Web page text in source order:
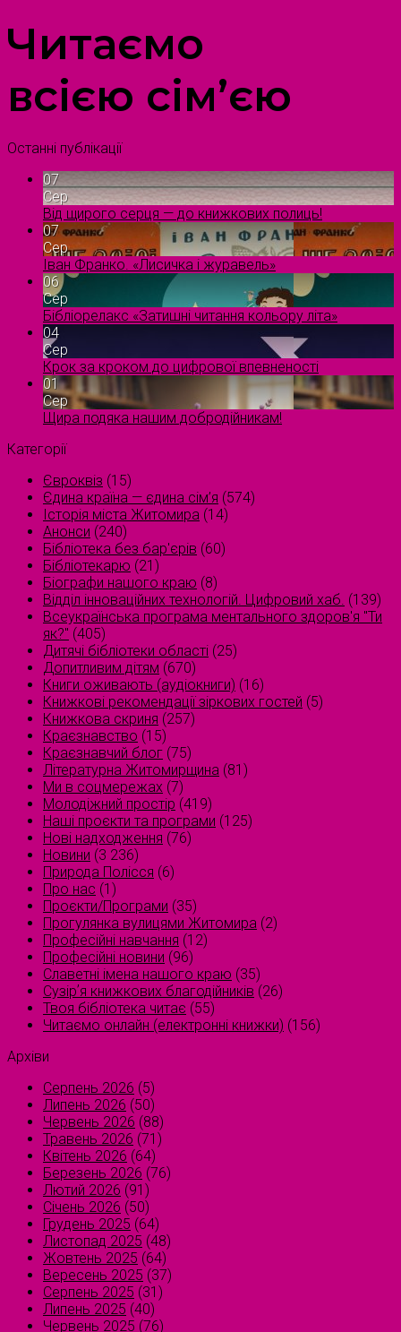
Читаємо
всією сім’єю
Останні публікації
07
Сер
Від щирого серця — до книжкових полиць!
07
Сер
Іван Франко. «Лисичка і журавель»
06
Сер
Бібліорелакс «Затишні читання кольору літа»
04
Сер
Крок за кроком до цифрової впевненості
01
Сер
Щира подяка нашим добродійникам!
Категорії
Євроквіз (15)
Єдина країна — єдина сім’я (574)
Історія міста Житомира (14)
Анонси (240)
Бібліотека без бар'єрів (60)
Бібліотекарю (21)
Біографи нашого краю (8)
Відділ інноваційних технологій. Цифровий хаб. (139)
Всеукраїнська програма ментального здоров'я "Ти
як?" (405)
Дитячі бібліотеки області (25)
Допитливим дітям (670)
Книги оживають (аудіокниги) (16)
Книжкові рекомендації зіркових гостей (5)
Книжкова скриня (257)
Краєзнавство (15)
Краєзнавчий блог (75)
Літературна Житомирщина (81)
Ми в соцмережах (7)
Молодіжний простір (419)
Наші проєкти та програми (125)
Нові надходження (76)
Новини (3 236)
Природа Полісся (6)
Про нас (1)
Проєкти/Програми (35)
Прогулянка вулицями Житомира (2)
Професійні навчання (12)
Професійні новини (96)
Славетні імена нашого краю (35)
Сузірʼя книжкових благодійників (26)
Твоя бібліотека читає (55)
Читаємо онлайн (електронні книжки) (156)
Архіви
Серпень 2026 (5)
Липень 2026 (50)
Червень 2026 (88)
Травень 2026 (71)
Квітень 2026 (64)
Березень 2026 (76)
Лютий 2026 (91)
Січень 2026 (50)
Грудень 2025 (64)
Листопад 2025 (48)
Жовтень 2025 (64)
Вересень 2025 (37)
Серпень 2025 (31)
Липень 2025 (40)
Червень 2025 (76)